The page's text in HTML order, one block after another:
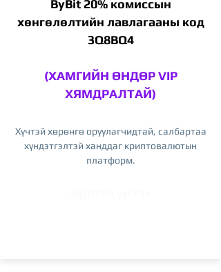
ByBit 20% комиссын
хөнгөлөлтийн лавлагааны код
3Q8BQ4
(ХАМГИЙН ӨНДӨР VIP
ХЯМДРАЛТАЙ)
Хүчтэй хөрөнгө оруулагчидтай, салбартаа
хүндэтгэлтэй ханддаг криптовалютын
платформ.